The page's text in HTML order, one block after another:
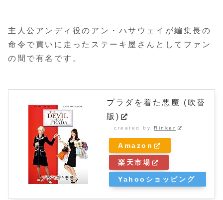
主人公アンディ役のアン・ハサウェイが編集長の
命令で買いに走ったステーキ屋さんとしてファン
の間で有名です。
プラダを着た悪魔 (吹替
版)
created byRinker
Amazon
楽天市場
Yahooショッピング